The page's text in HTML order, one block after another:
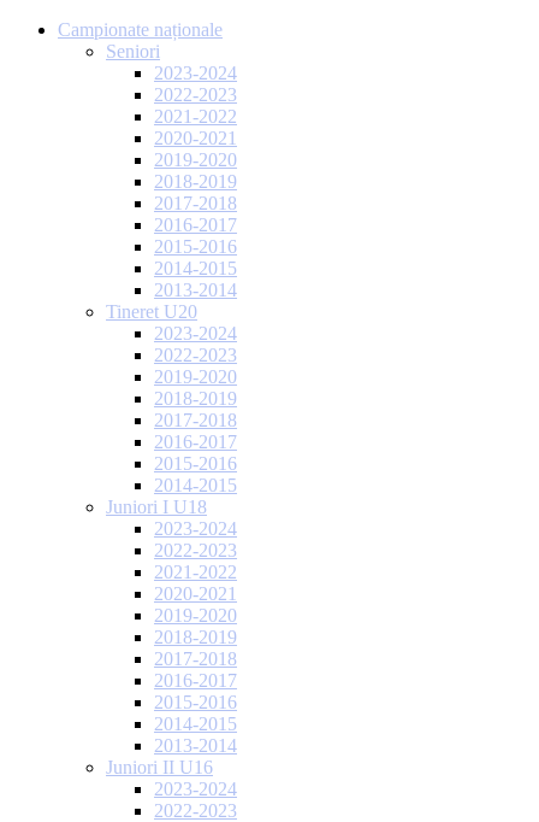
Campionate naționale
Seniori
2023-2024
2022-2023
2021-2022
2020-2021
2019-2020
2018-2019
2017-2018
2016-2017
2015-2016
2014-2015
2013-2014
Tineret U20
2023-2024
2022-2023
2019-2020
2018-2019
2017-2018
2016-2017
2015-2016
2014-2015
Juniori I U18
2023-2024
2022-2023
2021-2022
2020-2021
2019-2020
2018-2019
2017-2018
2016-2017
2015-2016
2014-2015
2013-2014
Juniori II U16
2023-2024
2022-2023